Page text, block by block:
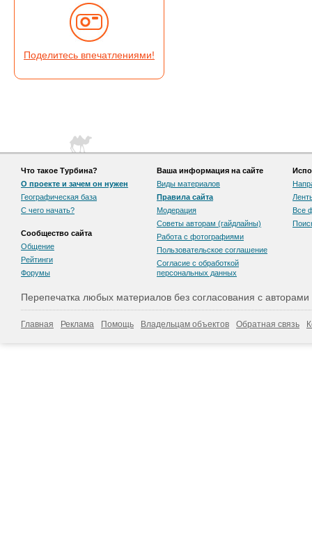
Поделитесь впечатлениями!
Что такое Турбина?
О проекте и зачем он нужен
Географическая база
С чего начать?
Сообщество сайта
Общение
Рейтинги
Форумы
Ваша информация на сайте
Виды материалов
Правила сайта
Модерация
Советы авторам (гайдлайны)
Работа с фотографиями
Пользовательскоe соглашение
Согласие с обработкой
персональных данных
Все
Перепечатка любых материалов без согласования с
Главная Реклама Помощь Владельцам объектов Обратная связь